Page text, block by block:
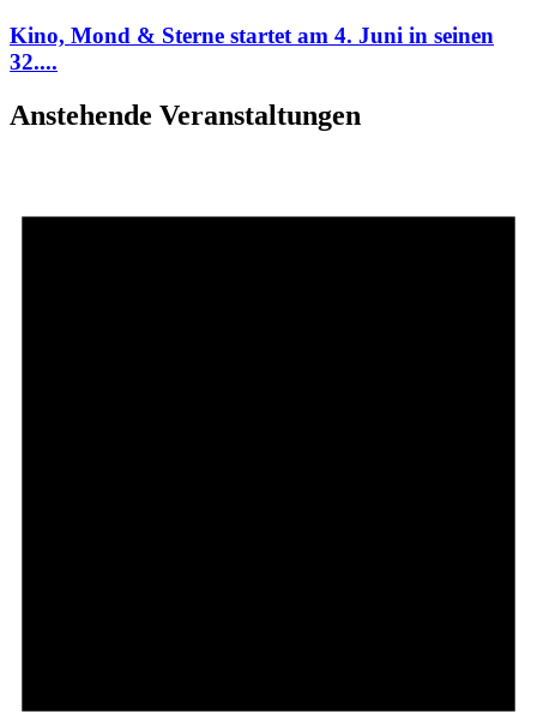
Kino, Mond & Sterne startet am 4. Juni in seinen
32....
Anstehende Veranstaltungen